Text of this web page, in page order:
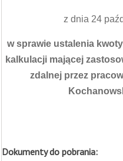
z dnia 24
w sprawie ustalenia
kalkulacji mającej
zdalnej przez
Dokumenty do pobrania: